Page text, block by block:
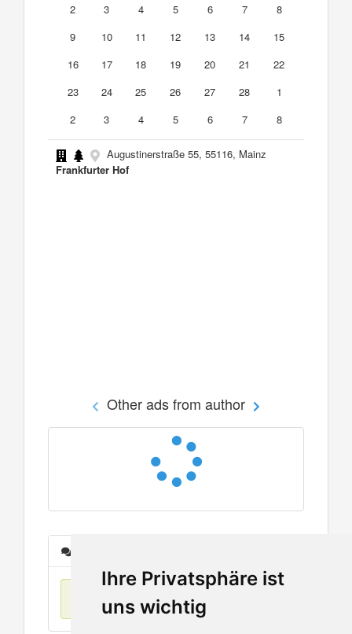
Ihre Privatsphäre ist
uns wichtig
2
3 4 5 6 7
8
9
10 11 12 13 14
15
16
17 18 19 20 21
22
23
24 25 26 27 28
1
2
3 4 5 6 7 8
Augustinerstraße 55, 55116, Mainz
Frankfurter Hof
Other ads from author
No items found